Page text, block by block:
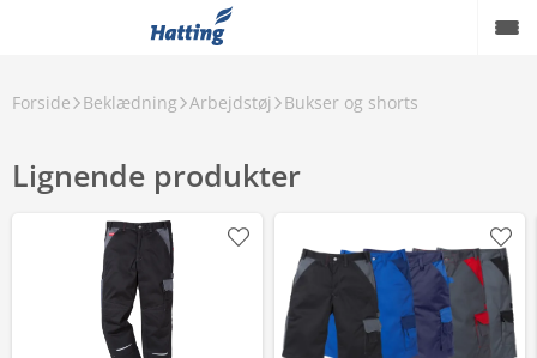
Forside Beklædning Arbejdstøj Bukser og shorts
Lignende produkter